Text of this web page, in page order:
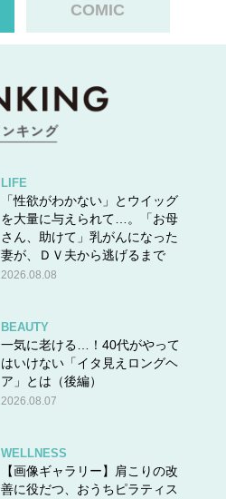
COMIC
LIFE
「性欲がわかない」とウイッグ
を大量に与えられて…。「お母
さん、助けて」乳がんになった
妻が、ＤＶ夫から逃げるまで
2026.08.08
BEAUTY
一気に老ける…！40代がやって
はいけない「イタ見えロングヘ
ア」とは（後編）
2026.08.07
WELLNESS
【画像ギャラリー】肩こりの改
善に役だつ、おうちピラティス